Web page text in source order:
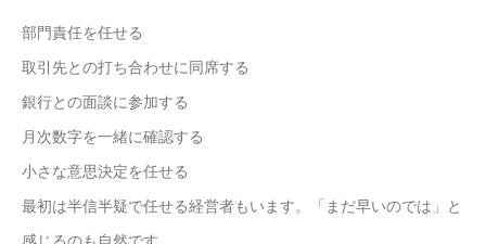
部門責任を任せる
取引先との打ち合わせに同席する
銀行との面談に参加する
月次数字を一緒に確認する
小さな意思決定を任せる
最初は半信半疑で任せる経営者もいます。「まだ早いのでは」と